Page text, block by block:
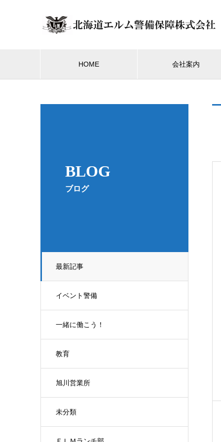
HOME 会社案内
BLOG
ブログ
最新記事
イベント警備
一緒に働こう！
教育
旭川営業所
未分類